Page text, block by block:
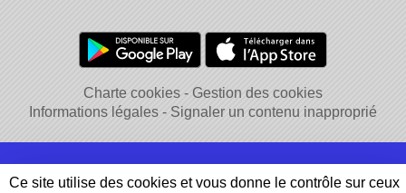
Charte cookies
Gestion des cookies
Informations légales
Signaler un contenu inapproprié
Ce site utilise des cookies et vous donne le contrôle sur ceux